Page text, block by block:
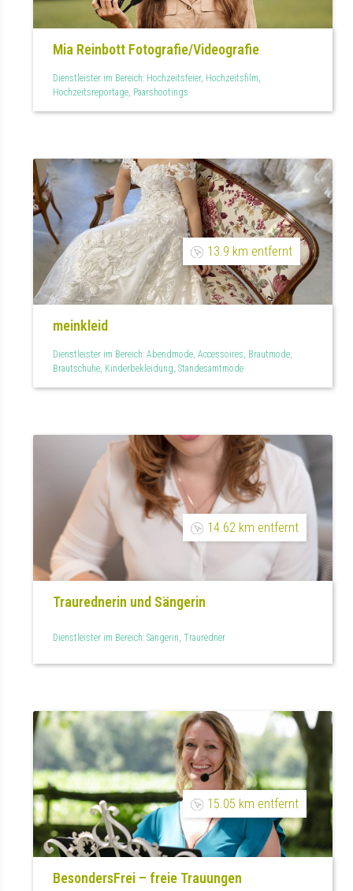
Mia Reinbott Fotografie/Videografie
Dienstleister im Bereich: Hochzeitsfeier, Hochzeitsfilm,
Hochzeitsreportage, Paarshootings
13.9 km entfernt
meinkleid
Dienstleister im Bereich: Abendmode, Accessoires, Brautmode,
Brautschuhe, Kinderbekleidung, Standesamtmode
14.62 km entfernt
Traurednerin und Sängerin
Dienstleister im Bereich: Sängerin, Trauredner
15.05 km entfernt
BesondersFrei – freie Trauungen